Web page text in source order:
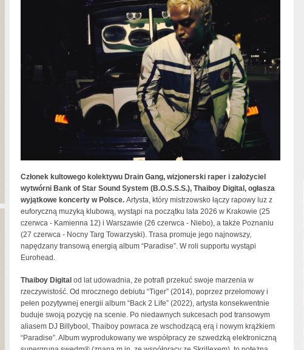
Członek kultowego kolektywu Drain Gang, wizjonerski raper i założyciel
wytwórni Bank of Star Sound System (B.O.S.S.S.), Thaiboy Digital, ogłasza
wyjątkowe koncerty w Polsce. Artysta, który mistrzowsko łączy rapowy luz z
euforyczną muzyką klubową, wystąpi na początku lata 2026 w Krakowie (25
czerwca - Kamienna 12) i Warszawie (26 czerwca - Niebo), a także Poznaniu
(27 czerwca - Nocny Targ Towarzyski). Trasa promuje jego najnowszy,
napędzany transową energią album “Paradise”. W roli supportu wystąpi
Eurohead.
Thaiboy Digital od lat udowadnia, że potrafi przekuć swoje marzenia w
rzeczywistość. Od mrocznego debiutu “Tiger” (2014), poprzez przełomowy i
pełen pozytywnej energii album “Back 2 Life” (2022), artysta konsekwentnie
buduje swoją pozycję na scenie. Po niedawnych sukcesach pod transowym
aliasem DJ Billybool, Thaiboy powraca ze wschodzącą erą i nowym krążkiem
“Paradise”. Album wyprodukowany we współpracy ze szwedzką elektroniczną